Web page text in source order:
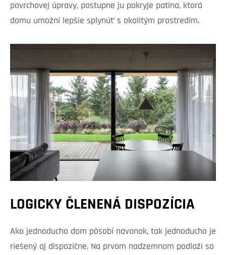
povrchovej úpravy, postupne ju pokryje patina, ktorá
domu umožní lepšie splynúť s okolitým prostredím.
LOGICKY ČLENENÁ DISPOZÍCIA
Ako jednoducho dom pôsobí navonok, tak jednoducho je
riešený aj dispozične. Na prvom nadzemnom podlaží sa